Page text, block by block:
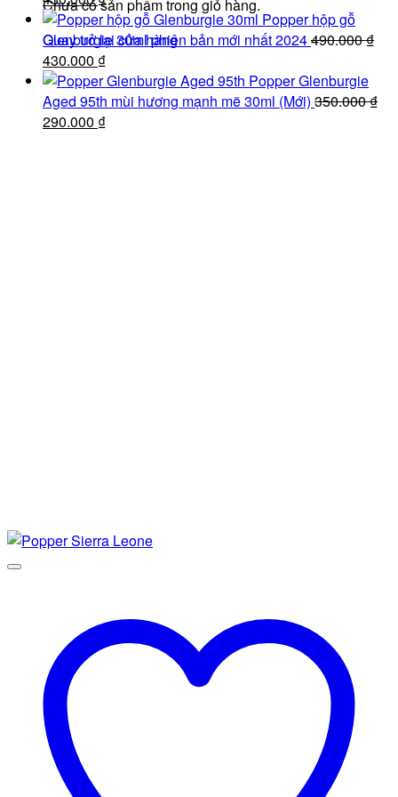
Chưa có sản phẩm trong giỏ hàng.
Quay trở lại cửa hàng
100.000 ₫.
gốc
là:
490.000 ₫.
hiện
tại
là:
430.000 ₫.
Popper hộp gỗ
Glenburgie 30ml phiên bản mới nhất 2024490.000₫
Giá
gốc
là:
490.000 ₫.
430.000 ₫Giá
hiện
tại
là:
Popper Glenburgie
Aged 95th mùi hương mạnh mẽ 30ml (Mới) 350.000₫
Giá
290.000 ₫Giá